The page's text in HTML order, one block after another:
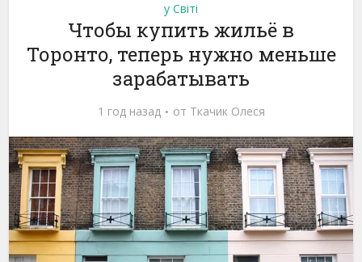
у Світі
Чтобы купить жильё в
Торонто, теперь нужно меньше
зарабатывать
1 год назад от Ткачик Олеся